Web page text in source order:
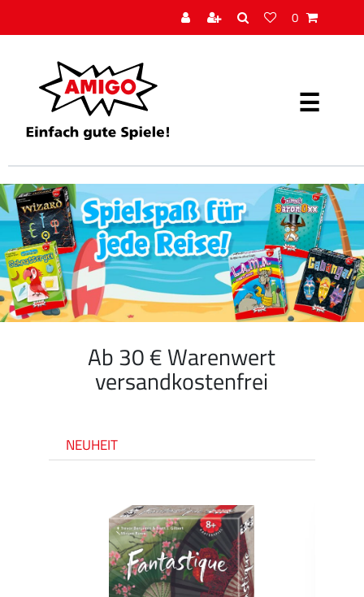
0
Ab 30 € Warenwert
versandkostenfrei
NEUHEIT